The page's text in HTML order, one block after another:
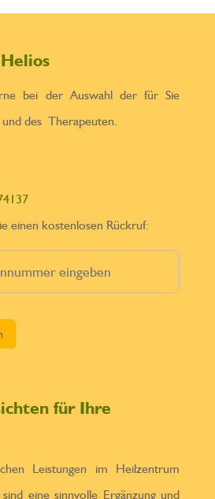
bei der Auswahl der für Sie
und des Therapeuten.
einen kostenlosen Rückruf:
für Ihre
Leistungen im Heilzentrum
eine sinnvolle Ergänzung und